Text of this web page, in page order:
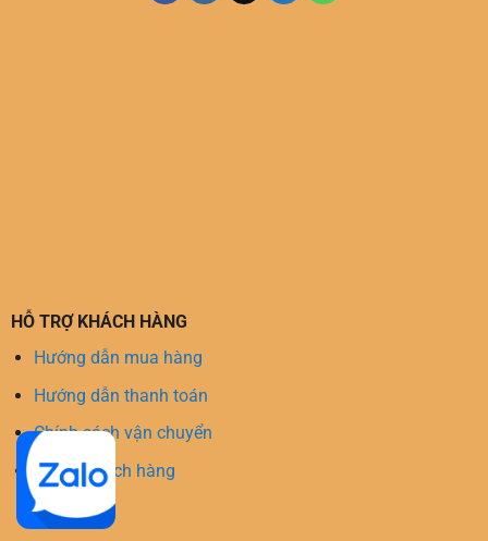
HỖ TRỢ KHÁCH HÀNG
Hướng dẫn mua hàng
Hướng dẫn thanh toán
Chính sách vận chuyển
Hỗ trợ khách hàng